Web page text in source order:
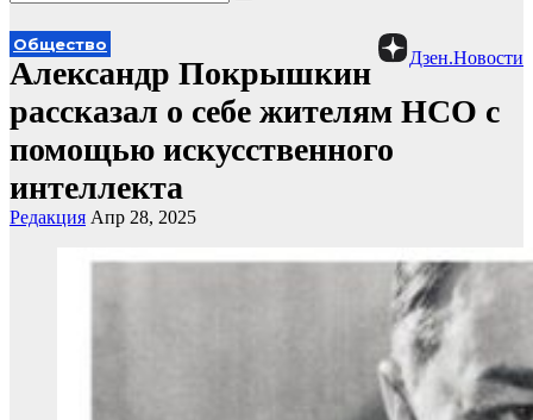
Дзен.Новости
Общество
Александр Покрышкин
рассказал о себе жителям НСО с
помощью искусственного
интеллекта
Редакция Апр 28, 2025